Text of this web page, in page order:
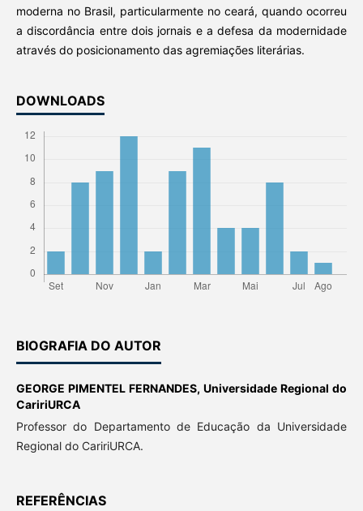
moderna no Brasil, particularmente no ceará, quando ocorreu
a discordância entre dois jornais e a defesa da modernidade
através do posicionamento das agremiações literárias.
DOWNLOADS
BIOGRAFIA DO AUTOR
GEORGE PIMENTEL FERNANDES,Universidade Regional do
CaririURCA
Professor do Departamento de Educação da Universidade
Regional do CaririURCA.
REFERÊNCIAS